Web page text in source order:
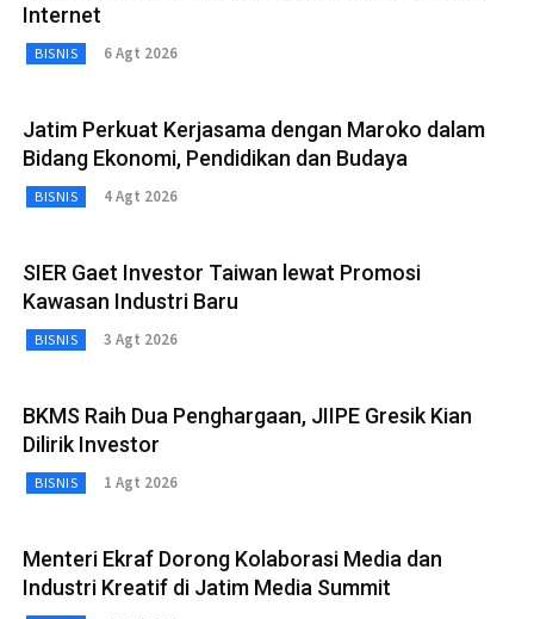
Internet
BISNIS 6 Agt 2026
Jatim Perkuat Kerjasama dengan Maroko dalam
Bidang Ekonomi, Pendidikan dan Budaya
BISNIS 4 Agt 2026
SIER Gaet Investor Taiwan lewat Promosi
Kawasan Industri Baru
BISNIS 3 Agt 2026
BKMS Raih Dua Penghargaan, JIIPE Gresik Kian
Dilirik Investor
BISNIS 1 Agt 2026
Menteri Ekraf Dorong Kolaborasi Media dan
Industri Kreatif di Jatim Media Summit